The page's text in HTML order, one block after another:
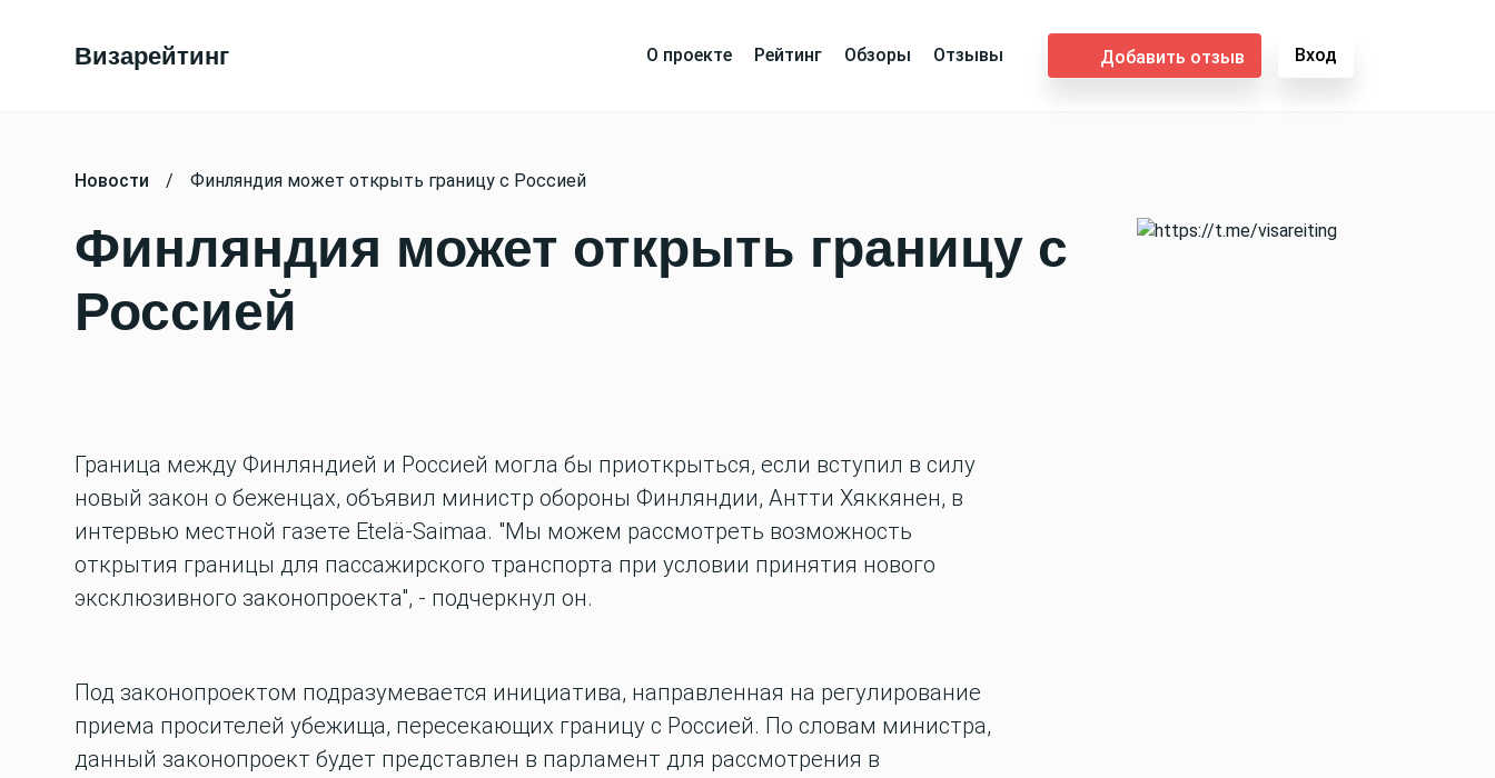
Визарейтинг О проекте Рейтинг Обзоры Отзывы Добавить отзыв Вход
Новости / Финляндия может открыть границу с Россией
Финляндия может открыть границу с
Россией
Граница между Финляндией и Россией могла бы приоткрыться, если вступил в силу
новый закон о беженцах, объявил министр обороны Финляндии, Антти Хяккянен, в
интервью местной газете Etelä-Saimaa. "Мы можем рассмотреть возможность
открытия границы для пассажирского транспорта при условии принятия нового
эксклюзивного законопроекта", - подчеркнул он.
Под законопроектом подразумевается инициатива, направленная на регулирование
приема просителей убежища, пересекающих границу с Россией. По словам министра,
данный законопроект будет представлен в парламент для рассмотрения в